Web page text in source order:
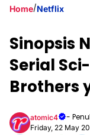
Home/Netflix
Sinopsis
Serial
Brothers
atomic4 -
Friday, 22 May